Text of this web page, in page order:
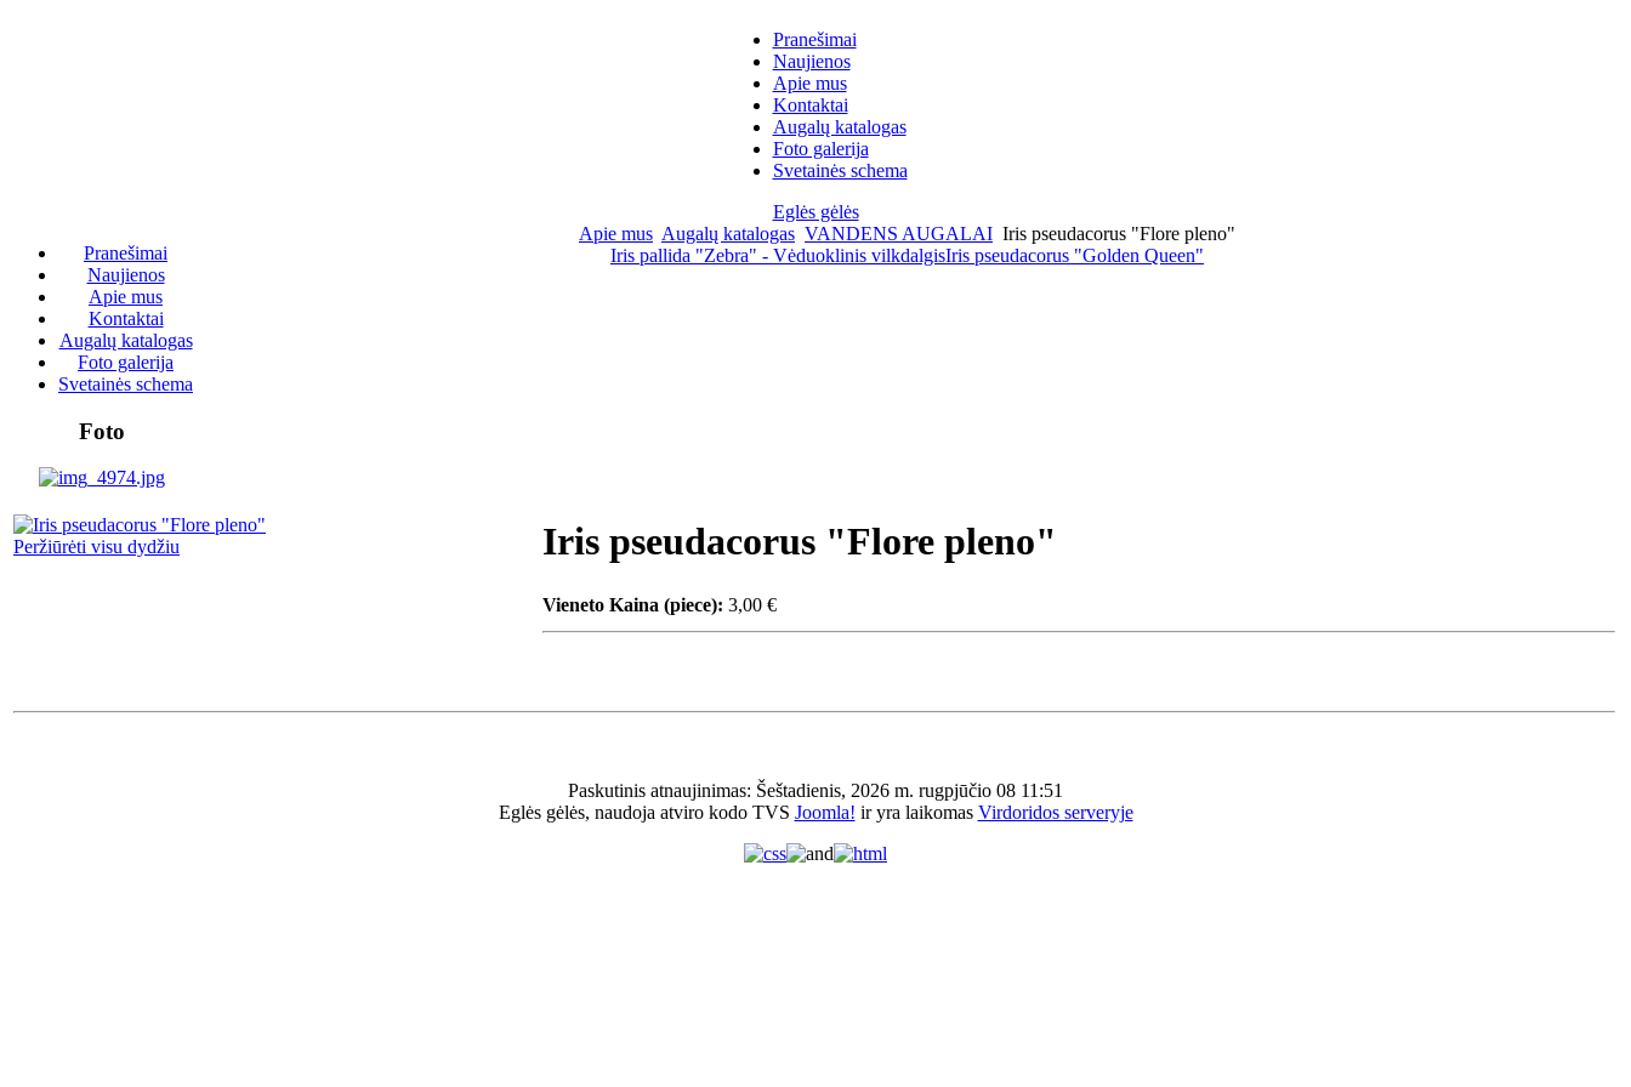
Pranešimai
Naujienos
Apie mus
Kontaktai
Augalų katalogas
Foto galerija
Svetainės schema
Eglės gėlės
Pranešimai
Naujienos
Apie mus
Kontaktai
Augalų katalogas
Foto galerija
Svetainės schema
Foto
Apie mus Augalų katalogas VANDENS AUGALAI Iris pseudacorus "Flore pleno"
Iris pallida "Zebra" - Vėduoklinis vilkdalgisIris pseudacorus "Golden Queen"
Peržiūrėti visu dydžiu Iris pseudacorus "Flore pleno"
Vieneto Kaina (piece): 3,00 €
Paskutinis atnaujinimas: Šeštadienis, 2026 m. rugpjūčio 08 11:51
Eglės gėlės, naudoja atviro kodo TVS Joomla! ir yra laikomas Virdoridos serveryje